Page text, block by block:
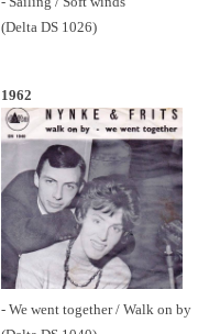
(Delta DS 1026)
1962
- We went together / Walk on by